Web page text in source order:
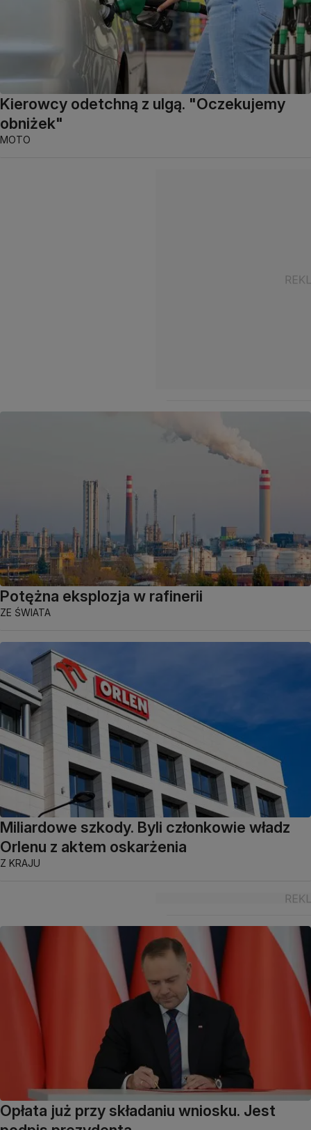
Kierowcy odetchną z ulgą. "Oczekujemy
obniżek"
MOTO
Potężna eksplozja w rafinerii
ZE ŚWIATA
Miliardowe szkody. Byli członkowie władz
Orlenu z aktem oskarżenia
Z KRAJU
Opłata już przy składaniu wniosku. Jest